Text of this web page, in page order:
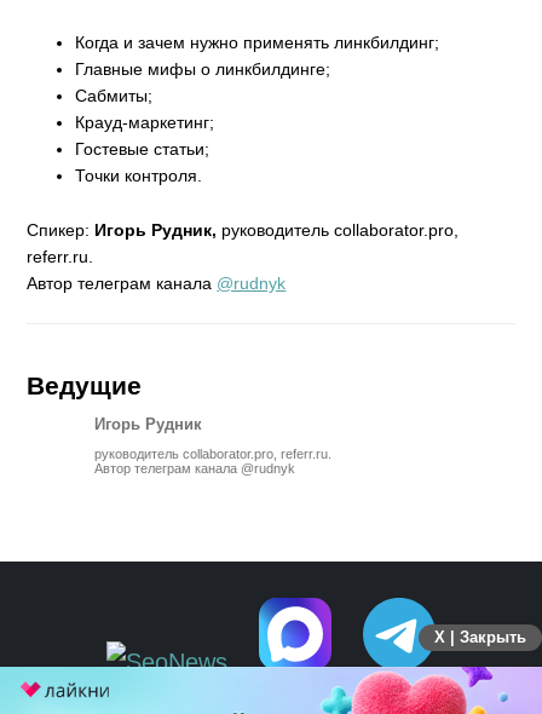
Когда и зачем нужно применять линкбилдинг;
Главные мифы о линкбилдинге;
Сабмиты;
Крауд-маркетинг;
Гостевые статьи;
Точки контроля.
Спикер: Игорь Рудник, руководитель collaborator.pro,
referr.ru.
Автор телеграм канала @rudnyk
Ведущие
Игорь Рудник
руководитель collaborator.pro, referr.ru.
Автор телеграм канала @rudnyk
X | Закрыть
ПЕРЕЙТИ НА ПОЛНУЮ ВЕРСИЮ